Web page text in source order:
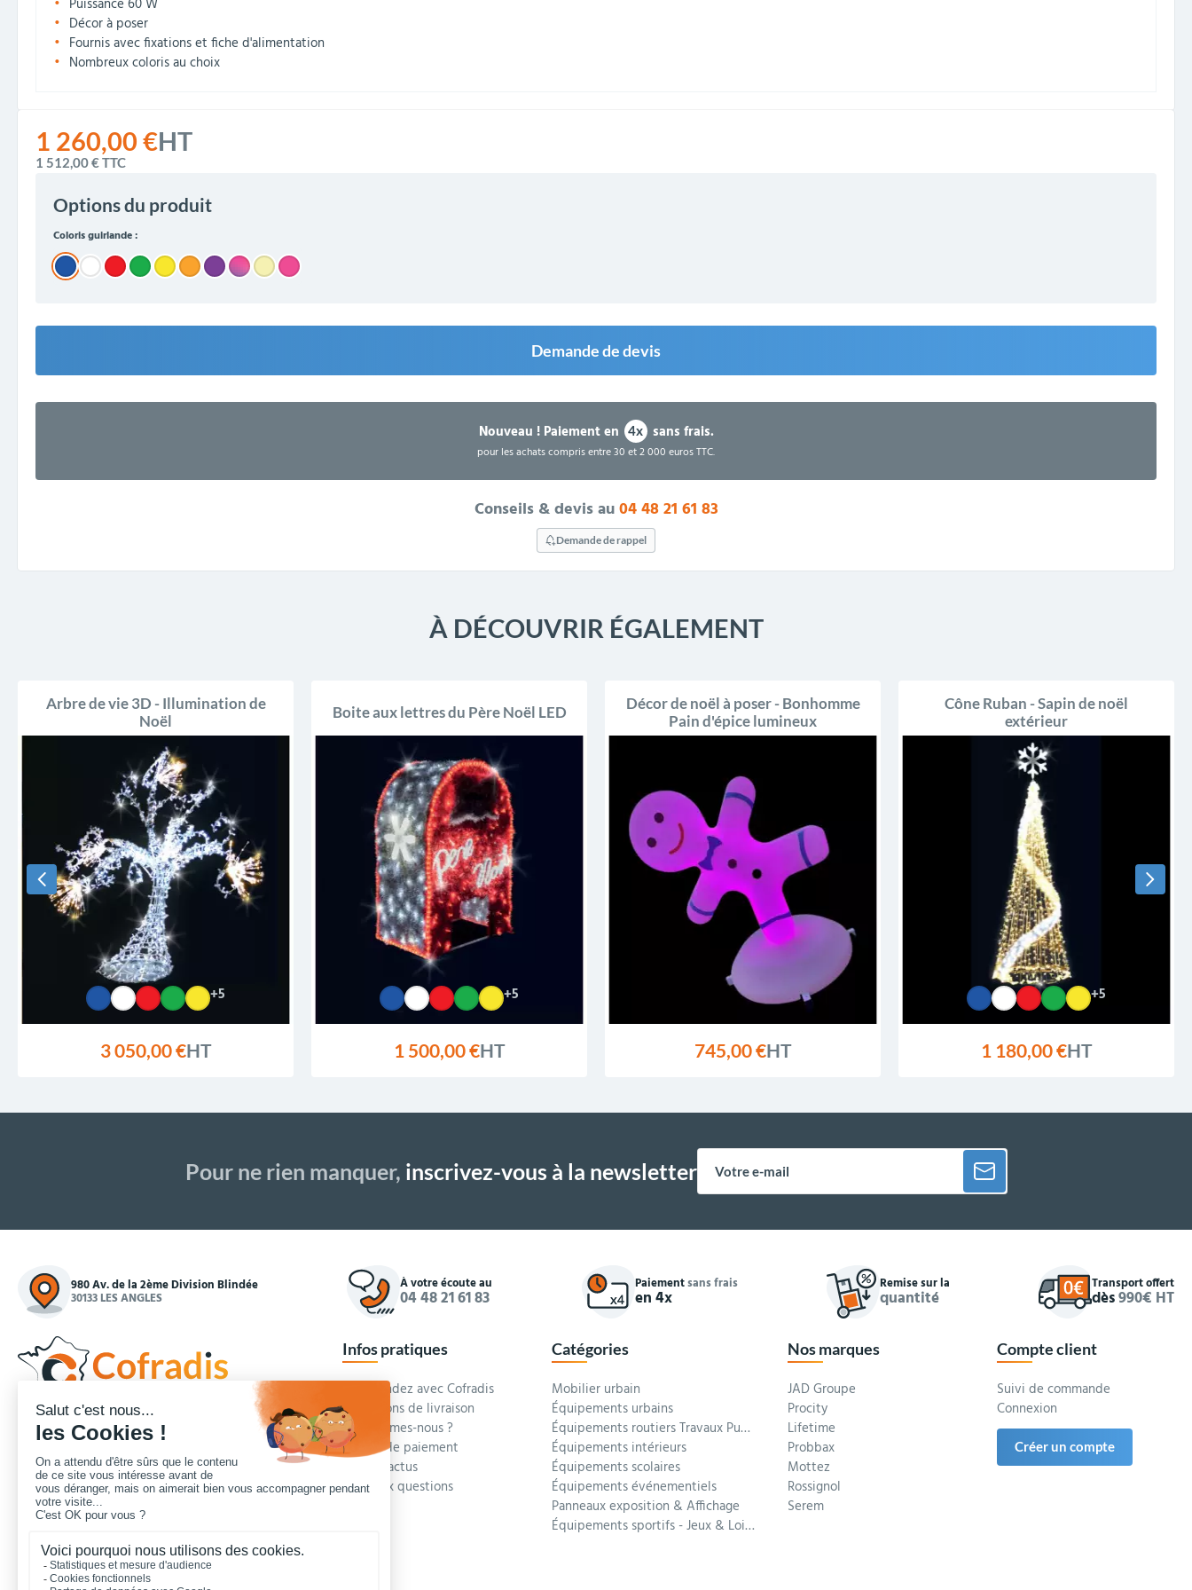
1 260,00 €HT
1 512,00 €TTC
Options du produit
Coloris guirlande :
Demande de devis
Nouveau !Paiement en 4x sans frais.
pour les achats compris entre 30 et 2 000 euros TTC.
Conseils & devis au04 48 21 61 83
Demande de rappel
Puissance 60 W
Décor à poser
Fournis avec fixations et fiche d'alimentation
Nombreux coloris au choix
À DÉCOUVRIR ÉGALEMENT
Arbre de vie 3D - Illumination de
Noël
+5
3 050,00 €HT
Boite aux lettres du Père Noël LED
+5
1 500,00 €HT
Décor de noël à poser - Bonhomme
Pain d'épice lumineux
745,00 €HT
Cône Ruban - Sapin de noël
extérieur
+5
1 180,00 €HT
Pour ne rien manquer, inscrivez-vous à la newsletter
980 Av. de la 2ème Division Blindée
30133 LES ANGLES
À votre écoute au
04 48 21 61 83
Paiementsans frais
en 4x
Remise sur la
quantité
Transport offert
dès990€ HT
Concepteur et fournisseur de mobilier urbain,
Cofradis répond aux besoins d'équipements des
services des collectivités locales, des entreprises
de travaux publics, lycées, écoles.
Nous contacter
Infos pratiques
Commandez avec Cofradis
Conditions de livraison
Qui sommes-nous ?
Modes de paiement
Blog et actus
Foire aux questions
Catégories
Mobilier urbain
Équipements urbains
Équipements routiers Travaux Publics
Équipements intérieurs
Équipements scolaires
Équipements événementiels
Panneaux exposition & Affichage
Équipements sportifs - Jeux & Loisirs
Nos marques
JAD Groupe
Procity
Lifetime
Probbax
Mottez
Rossignol
Serem
Compte client
Suivi de commande
Connexion
Créer un compte